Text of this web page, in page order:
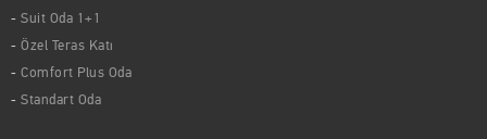
Suit Oda 1+1
Özel Teras Katı
Comfort Plus Oda
Standart Oda